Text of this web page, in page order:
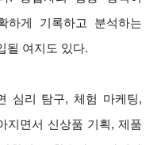
하게 기록하고 분석하는
될 여지도 있다.
심리 탐구, 체험 마케팅,
지면서 신상품 기획, 제품